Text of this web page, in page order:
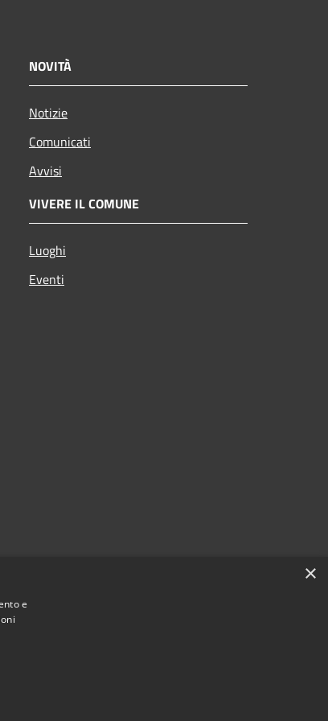
NOVITÀ
Notizie
Comunicati
Avvisi
VIVERE IL COMUNE
Luoghi
Eventi
• Powered by
×
e